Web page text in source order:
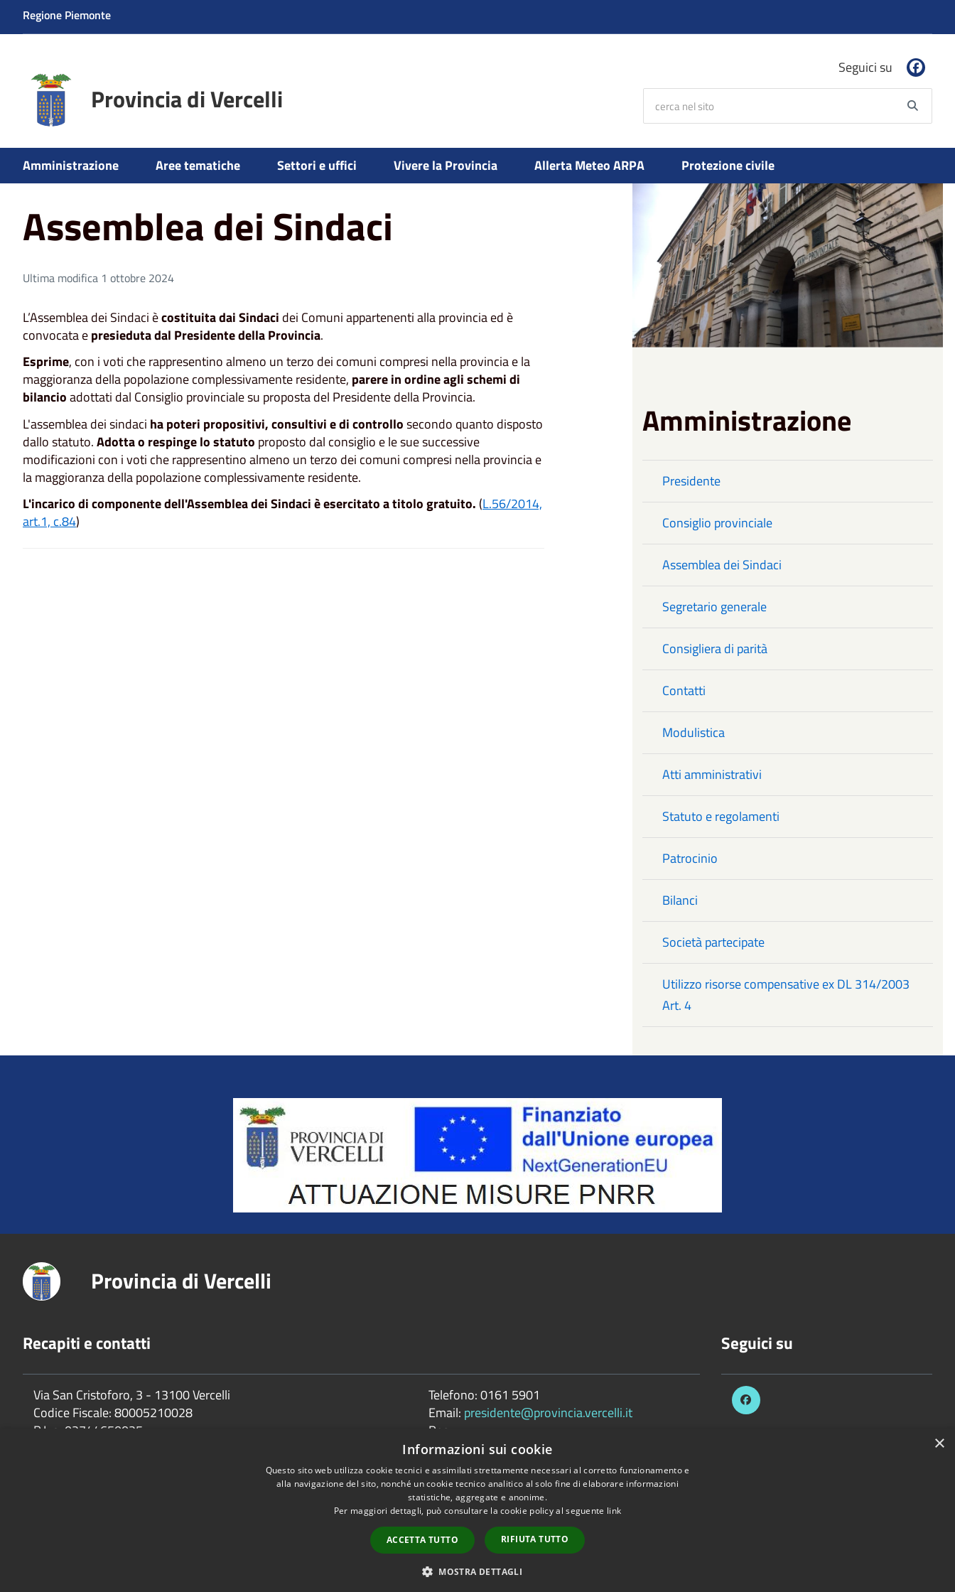
Regione Piemonte
Provincia di Vercelli
Seguici su
Amministrazione Aree tematiche Settori e uffici Vivere la Provincia Allerta Meteo ARPA Protezione civile
Home Amministrazione Assemblea dei Sindaci
Assemblea dei Sindaci
Ultima modifica 1 ottobre 2024
L’Assemblea dei Sindaci ècostituita dai Sindaci dei Comuni appartenenti alla provincia ed è
convocata epresieduta dal Presidente della Provincia.
Esprime, con i voti che rappresentino almeno un terzo dei comuni compresi nella provincia e la
maggioranza della popolazione complessivamente residente, parere in ordine agli schemi di
bilancioadottati dal Consiglio provinciale su proposta del Presidente della Provincia.
L'assemblea dei sindaci ha poteri propositivi, consultivi e di controllosecondo quanto disposto
dallo statuto.Adotta o respinge lo statuto proposto dal consiglio e le sue successive
modificazioni con i voti che rappresentino almeno un terzo dei comuni compresi nella provincia e
la maggioranza della popolazione complessivamente residente.
L'incarico di componente dell'Assemblea dei Sindaci è esercitato a titolo gratuito. (L.56/2014,
art.1, c.84)
Amministrazione
Presidente
Consiglio provinciale
Assemblea dei Sindaci
Segretario generale
Consigliera di parità
Contatti
Modulistica
Atti amministrativi
Statuto e regolamenti
Patrocinio
Bilanci
Società partecipate
Utilizzo risorse compensative ex DL 314/2003
Art. 4
Title
Provincia di Vercelli
Recapiti e contatti
Via San Cristoforo, 3 - 13100 Vercelli
Codice Fiscale:80005210028
P.Iva: 02744650025
Telefono:0161 5901
Email: presidente@provincia.vercelli.it
Pec:
presidenza.provincia@cert.provincia.vercelli.it
Seguici su
Copyright © 2026 • Provincia di Vercelli • Powered by
×
Informazioni sui cookie
Questo sito web utilizza cookie tecnici e assimilati strettamente necessari al corretto funzionamento e
alla navigazione del sito, nonché un cookie tecnico analitico al solo fine di elaborare informazioni
statistiche, aggregate e anonime.
Per maggiori dettagli, può consultare la cookie policy al seguente link
ACCETTA TUTTO RIFIUTA TUTTO
MOSTRA DETTAGLI